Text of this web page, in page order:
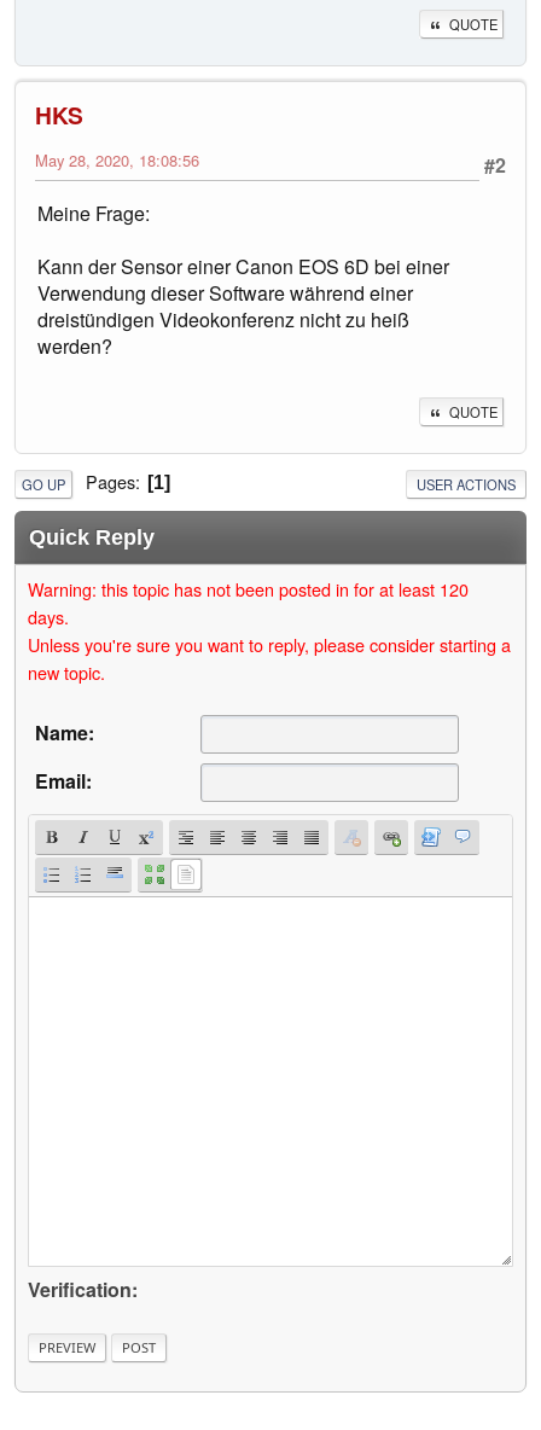
QUOTE
HKS
#2
May 28, 2020, 18:08:56
Meine Frage:
Kann der Sensor einer Canon EOS 6D bei einer
Verwendung dieser Software während einer
dreistündigen Videokonferenz nicht zu heiß
werden?
QUOTE
GO UP Pages 1 USER ACTIONS
Quick Reply
Warning: this topic has not been posted in for at least 120
days.
Unless you're sure you want to reply, please consider starting a
new topic.
Name:
Email:
Verification: